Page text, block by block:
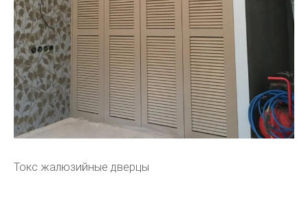
Токс жалюзийные дверцы